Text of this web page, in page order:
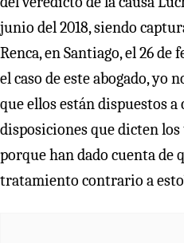
junio del 2018, siendo
Renca, en Santiago, el 26 de
el caso de este abogado, yo
que ellos están dispuestos
disposiciones que dicten
porque han dado cuenta de
tratamiento contrario a